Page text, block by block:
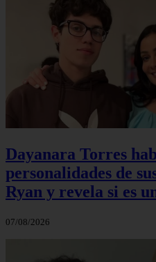
Dayanara Torres
personalidades de
Ryan y revela si es
07/08/2026